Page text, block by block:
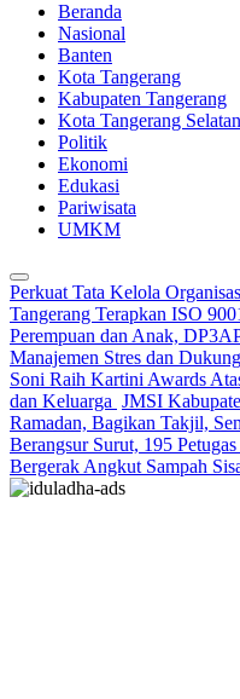
Beranda
Nasional
Banten
Kota Tangerang
Kabupaten Tangerang
Kota Tangerang Selatan
Politik
Ekonomi
Edukasi
Pariwisata
UMKM
Perkuat Tata Kelola
Tangerang Terapkan ISO
Perempuan dan Anak,
Manajemen Stres dan
Soni Raih Kartini Awards
dan Keluarga JMSI
Ramadan, Bagikan Takjil,
Berangsur Surut, 195
Bergerak Angkut Sampah